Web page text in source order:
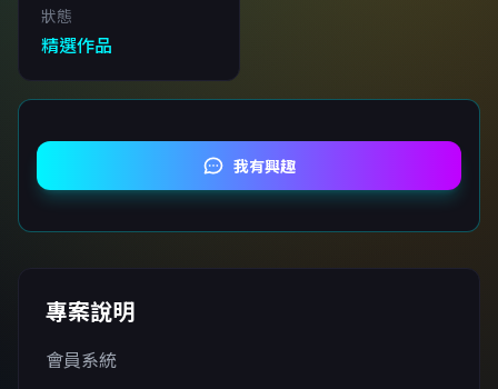
狀態
精選作品
我有興趣
專案說明
會員系統